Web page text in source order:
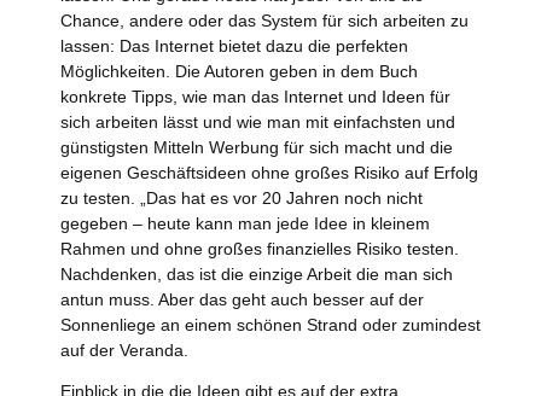
Chance, andere oder das System für sich arbeiten zu
lassen: Das Internet bietet dazu die perfekten
Möglichkeiten. Die Autoren geben in dem Buch
konkrete Tipps, wie man das Internet und Ideen für
sich arbeiten lässt und wie man mit einfachsten und
günstigsten Mitteln Werbung für sich macht und die
eigenen Geschäftsideen ohne großes Risiko auf Erfolg
zu testen. „Das hat es vor 20 Jahren noch nicht
gegeben – heute kann man jede Idee in kleinem
Rahmen und ohne großes finanzielles Risiko testen.
Nachdenken, das ist die einzige Arbeit die man sich
antun muss. Aber das geht auch besser auf der
Sonnenliege an einem schönen Strand oder zumindest
auf der Veranda.
Einblick in die die Ideen gibt es auf der extra